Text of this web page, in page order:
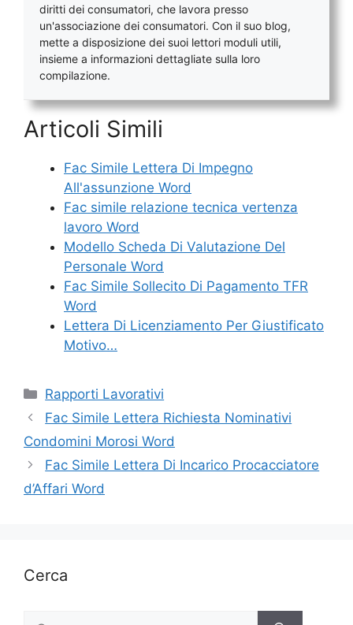
diritti dei consumatori, che lavora presso
un'associazione dei consumatori. Con il suo blog,
mette a disposizione dei suoi lettori moduli utili,
insieme a informazioni dettagliate sulla loro
compilazione.
Articoli Simili
Fac Simile Lettera Di Impegno
All'assunzione Word
Fac simile relazione tecnica vertenza
lavoro Word
Modello Scheda Di Valutazione Del
Personale Word
Fac Simile Sollecito Di Pagamento TFR
Word
Lettera Di Licenziamento Per Giustificato
Motivo…
Categorie
Rapporti Lavorativi
Fac Simile Lettera Richiesta Nominativi
Condomini Morosi Word
Fac Simile Lettera Di Incarico Procacciatore
d’Affari Word
Cerca